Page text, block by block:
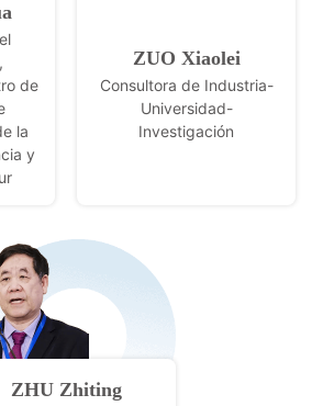
de
la
y
ZUO Xiaolei
Consultora de Industria-
Universidad-
Investigación
ZHU Zhiting